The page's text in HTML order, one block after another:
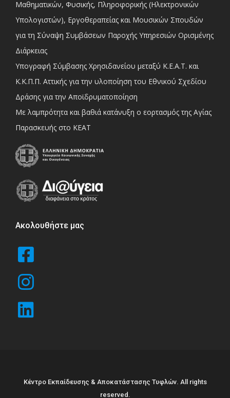
Μαθηματικών, Φυσικής, Πληροφορικής (Ηλεκτρονικών
Υπολογιστών), Εργοθεραπείας και Μουσικών Σπουδών
για τη Σύναψη Συμβάσεων Παροχής Υπηρεσιών Ορισμένης
Διάρκειας
Υπογραφή Σύμβασης Χρησιδανείου μεταξύ Κ.Ε.Α.Τ. και
Κ.Κ.Π.Π. Αττικής για την υλοποίηση του Εθνικού Σχεδίου
Δράσης για την Αποϊδρυματοποίηση
Με λαμπρότητα και βαθιά κατάνυξη ο εορτασμός της Αγίας
Παρασκευής στο ΚΕΑΤ
Ακολουθήστε μας
Κέντρο Εκπαίδευσης & Αποκατάστασης Τυφλών. All rights
reserved.